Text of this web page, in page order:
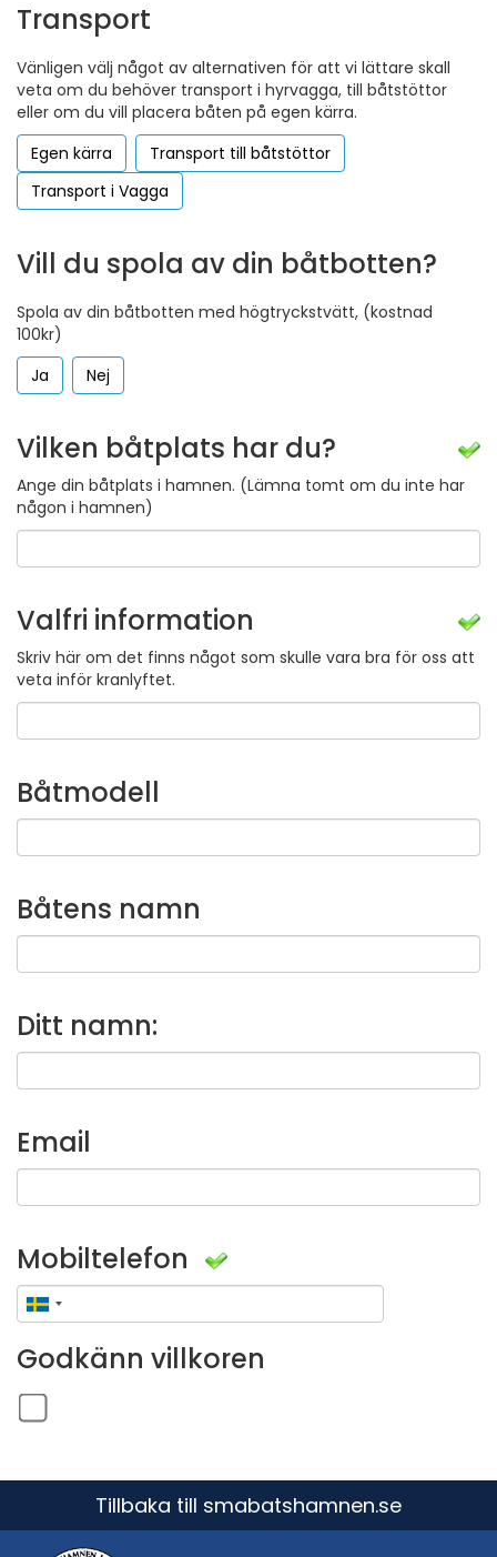
Transport
Vänligen välj något av alternativen för att vi lättare skall
veta om du behöver transport i hyrvagga, till båtstöttor
eller om du vill placera båten på egen kärra.
Egen kärra
Transport till båtstöttor
Transport i Vagga
Vill du spola av din båtbotten?
Spola av din båtbotten med högtryckstvätt, (kostnad
100kr)
Ja
Nej
Vilken båtplats har du?
Ange din båtplats i hamnen. (Lämna tomt om du inte har
någon i hamnen)
Valfri information
Skriv här om det finns något som skulle vara bra för oss att
veta inför kranlyftet.
Båtmodell
Båtens namn
Ditt namn:
Email
Mobiltelefon
Godkänn villkoren
Tillbaka till smabatshamnen.se